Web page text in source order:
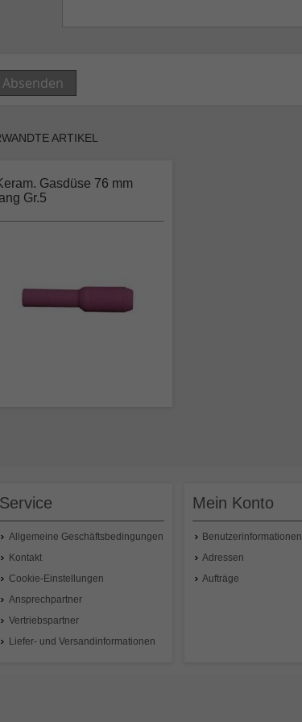
Absenden
ARTIKEL
Gasdüse 76 mm
Gr.5
34,75 €
Preisangabe inklusive 19% MwSt.,
exkl.Versandkosten
In den Warenkorb
Service
Allgemeine Geschäftsbedingungen
Kontakt
Cookie-Einstellungen
Ansprechpartner
Vertriebspartner
Liefer- und Versandinformationen
Mein Konto
Benutzerinformationen
Adressen
Aufträge